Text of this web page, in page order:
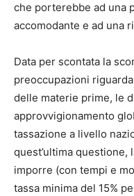
che porterebbe ad una
accomodante e ad una
Data per scontata la
preoccupazioni
delle materie prime, le
approvvigionamento
tassazione a livello
quest’ultima
imporre (con tempi e
tassa minima del 15%